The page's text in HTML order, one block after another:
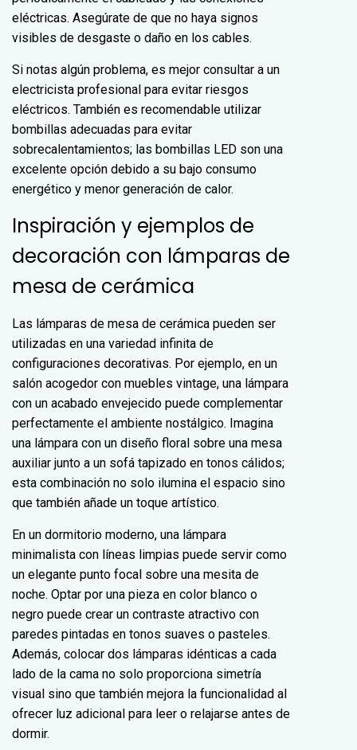
eléctricas. Asegúrate de que no haya signos
visibles de desgaste o daño en los cables.
Si notas algún problema, es mejor consultar a un
electricista profesional para evitar riesgos
eléctricos. También es recomendable utilizar
bombillas adecuadas para evitar
sobrecalentamientos; las bombillas LED son una
excelente opción debido a su bajo consumo
energético y menor generación de calor.
Inspiración y ejemplos de
decoración con lámparas de
mesa de cerámica
Las lámparas de mesa de cerámica pueden ser
utilizadas en una variedad infinita de
configuraciones decorativas. Por ejemplo, en un
salón acogedor con muebles vintage, una lámpara
con un acabado envejecido puede complementar
perfectamente el ambiente nostálgico. Imagina
una lámpara con un diseño floral sobre una mesa
auxiliar junto a un sofá tapizado en tonos cálidos;
esta combinación no solo ilumina el espacio sino
que también añade un toque artístico.
En un dormitorio moderno, una lámpara
minimalista con líneas limpias puede servir como
un elegante punto focal sobre una mesita de
noche. Optar por una pieza en color blanco o
negro puede crear un contraste atractivo con
paredes pintadas en tonos suaves o pasteles.
Además, colocar dos lámparas idénticas a cada
lado de la cama no solo proporciona simetría
visual sino que también mejora la funcionalidad al
ofrecer luz adicional para leer o relajarse antes de
dormir.